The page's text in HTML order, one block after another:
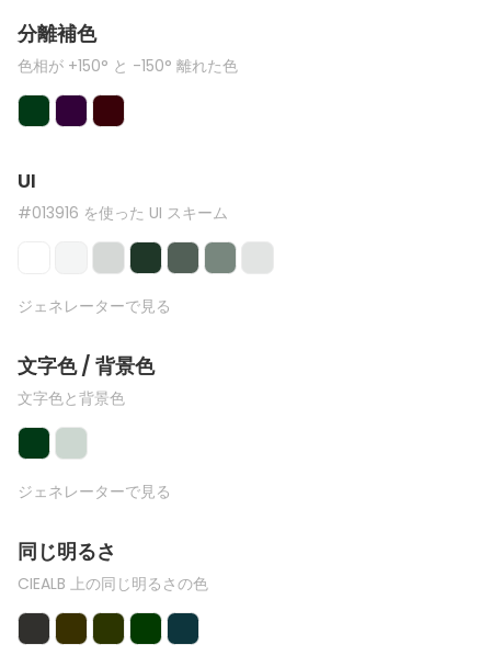
分離補色
色相が +150° と -150° 離れた色
UI
#013916 を使った UI スキーム
ジェネレーターで見る
文字色 / 背景色
文字色と背景色
ジェネレーターで見る
同じ明るさ
CIEALB 上の同じ明るさの色